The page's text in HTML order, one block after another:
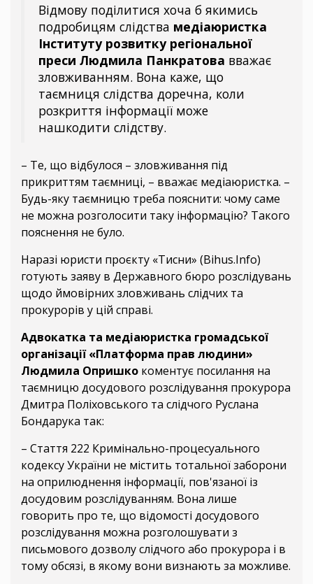
Відмову поділитися хоча б якимись
подробицям слідства медіаюристка
Інституту розвитку регіональної
преси Людмила Панкратова вважає
зловживанням. Вона каже, що
таємниця слідства доречна, коли
розкриття інформації може
нашкодити слідству.
– Те, що відбулося – зловживання під
прикриттям таємниці, – вважає медіаюристка. –
Будь-яку таємницю треба пояснити: чому саме
не можна розголосити таку інформацію? Такого
пояснення не було.
Наразі юристи проєкту «Тисни» (Bihus.Info)
готують заяву в Державного бюро розслідувань
щодо ймовірних зловживань слідчих та
прокурорів у цій справі.
Адвокатка та медіаюристка громадської
організації «Платформа прав людини»
Людмила Опришко коментує посилання на
таємницю досудового розслідування прокурора
Дмитра Поліховського та слідчого Руслана
Бондарука так:
– Стаття 222 Кримінально-процесуального
кодексу України не містить тотальної заборони
на оприлюднення інформації, пов'язаної із
досудовим розслідуванням. Вона лише
говорить про те, що відомості досудового
розслідування можна розголошувати з
письмового дозволу слідчого або прокурора і в
тому обсязі, в якому вони визнають за можливе.